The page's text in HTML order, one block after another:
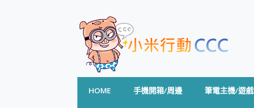
HOME 手機開箱/周邊 筆電主機/遊